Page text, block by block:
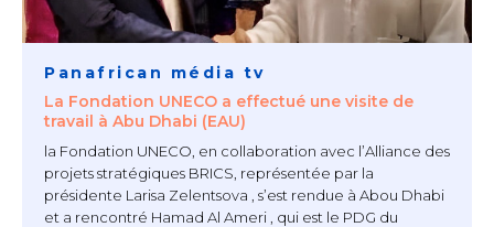
Panafrican média tv
La Fondation UNECO a effectué une visite de
travail à Abu Dhabi (EAU)
la Fondation UNECO, en collaboration avec l’Alliance des
projets stratégiques BRICS, représentée par la
présidente Larisa Zelentsova , s’est rendue à Abou Dhabi
et a rencontré Hamad Al Ameri , qui est le PDG du